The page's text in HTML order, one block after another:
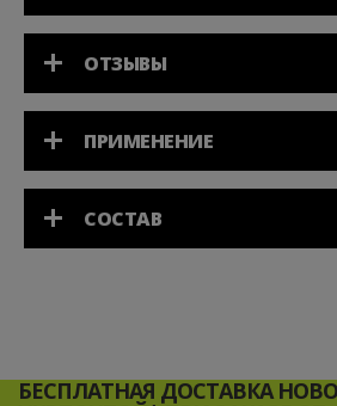
ОТЗЫВЫ
ПРИМЕНЕНИЕ
СОСТАВ
БЕСПЛАТНАЯ ДОСТАВКА